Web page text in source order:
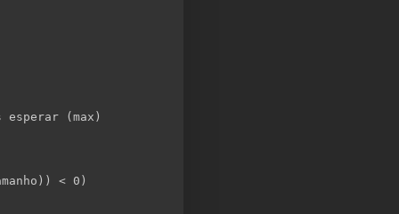
esperar (max)
< 0)